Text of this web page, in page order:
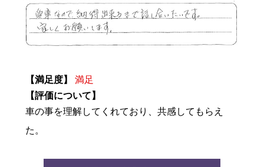
【満足度】
満足
【評価について】
車の事を理解してくれており、共感してもらえ
た。